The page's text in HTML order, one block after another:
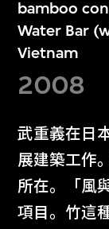
bamboo
Water Bar
Vietnam
2008
武重義在日
展建築工作
所在。「風
項目。竹這